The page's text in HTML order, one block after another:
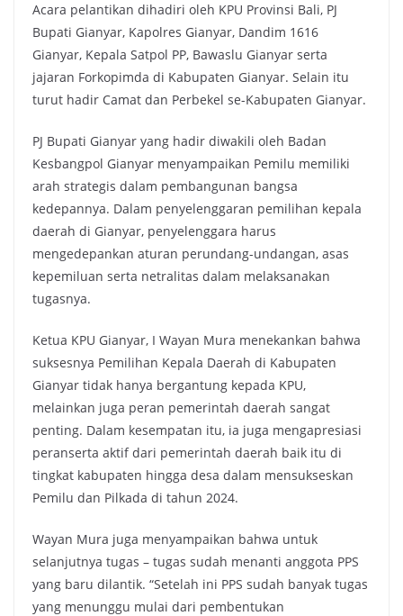
Acara pelantikan dihadiri oleh KPU Provinsi Bali, PJ
Bupati Gianyar, Kapolres Gianyar, Dandim 1616
Gianyar, Kepala Satpol PP, Bawaslu Gianyar serta
jajaran Forkopimda di Kabupaten Gianyar. Selain itu
turut hadir Camat dan Perbekel se-Kabupaten Gianyar.
PJ Bupati Gianyar yang hadir diwakili oleh Badan
Kesbangpol Gianyar menyampaikan Pemilu memiliki
arah strategis dalam pembangunan bangsa
kedepannya. Dalam penyelenggaran pemilihan kepala
daerah di Gianyar, penyelenggara harus
mengedepankan aturan perundang-undangan, asas
kepemiluan serta netralitas dalam melaksanakan
tugasnya.
Ketua KPU Gianyar, I Wayan Mura menekankan bahwa
suksesnya Pemilihan Kepala Daerah di Kabupaten
Gianyar tidak hanya bergantung kepada KPU,
melainkan juga peran pemerintah daerah sangat
penting. Dalam kesempatan itu, ia juga mengapresiasi
peranserta aktif dari pemerintah daerah baik itu di
tingkat kabupaten hingga desa dalam mensukseskan
Pemilu dan Pilkada di tahun 2024.
Wayan Mura juga menyampaikan bahwa untuk
selanjutnya tugas – tugas sudah menanti anggota PPS
yang baru dilantik. “Setelah ini PPS sudah banyak tugas
yang menunggu mulai dari pembentukan